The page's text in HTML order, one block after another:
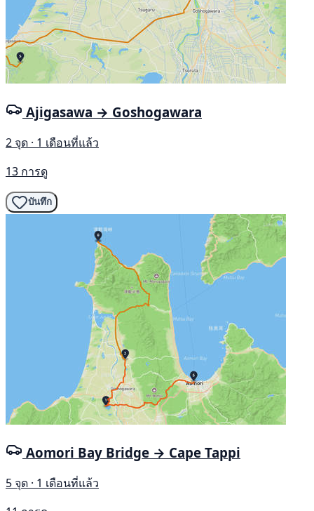
Ajigasawa → Goshogawara
2 จุด · 1 เดือนที่แล้ว
13 การดู
บันทึก
Aomori Bay Bridge → Cape Tappi
5 จุด · 1 เดือนที่แล้ว